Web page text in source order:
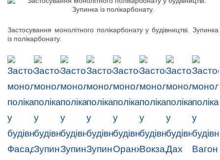
Застосування монолітного полікарбонату у будівництві. Зупинка
із полікарбонату.